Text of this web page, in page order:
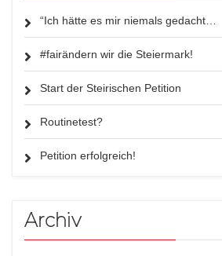
“Ich hätte es mir niemals gedacht…
#fairändern wir die Steiermark!
Start der Steirischen Petition
Routinetest?
Petition erfolgreich!
Archiv